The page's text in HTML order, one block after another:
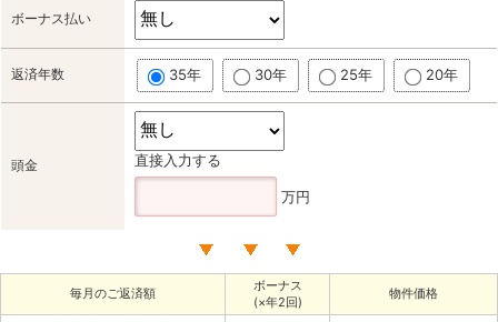
ボーナス払い
返済年数 35年 30年 25年 20年
頭金 直接入力する
万円
毎月のご返済額
ボーナス
(×年2回)
物件価格